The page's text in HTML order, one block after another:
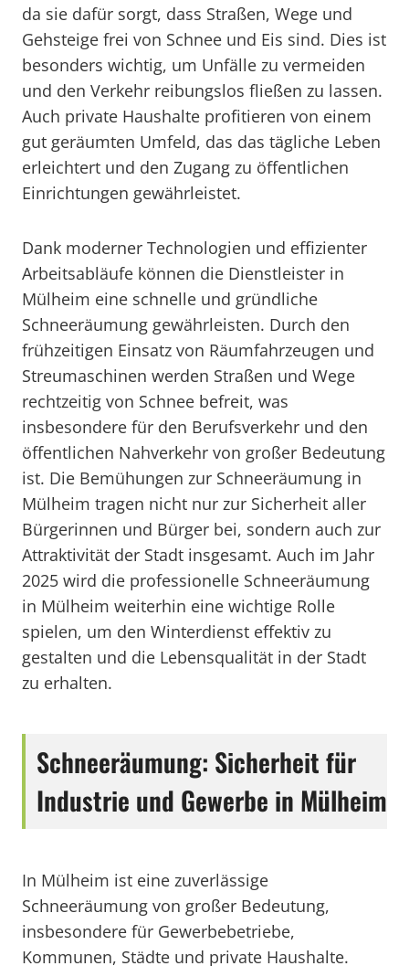
da sie dafür sorgt, dass Straßen, Wege und
Gehsteige frei von Schnee und Eis sind. Dies ist
besonders wichtig, um Unfälle zu vermeiden
und den Verkehr reibungslos fließen zu lassen.
Auch private Haushalte profitieren von einem
gut geräumten Umfeld, das das tägliche Leben
erleichtert und den Zugang zu öffentlichen
Einrichtungen gewährleistet.
Dank moderner Technologien und effizienter
Arbeitsabläufe können die Dienstleister in
Mülheim eine schnelle und gründliche
Schneeräumung gewährleisten. Durch den
frühzeitigen Einsatz von Räumfahrzeugen und
Streumaschinen werden Straßen und Wege
rechtzeitig von Schnee befreit, was
insbesondere für den Berufsverkehr und den
öffentlichen Nahverkehr von großer Bedeutung
ist. Die Bemühungen zur Schneeräumung in
Mülheim tragen nicht nur zur Sicherheit aller
Bürgerinnen und Bürger bei, sondern auch zur
Attraktivität der Stadt insgesamt. Auch im Jahr
2025 wird die professionelle Schneeräumung
in Mülheim weiterhin eine wichtige Rolle
spielen, um den Winterdienst effektiv zu
gestalten und die Lebensqualität in der Stadt
zu erhalten.
Schneeräumung: Sicherheit für
Industrie und Gewerbe in Mülheim
In Mülheim ist eine zuverlässige
Schneeräumung von großer Bedeutung,
insbesondere für Gewerbebetriebe,
Kommunen, Städte und private Haushalte.